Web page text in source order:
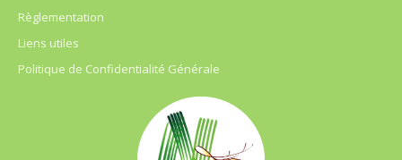
Règlementation
Liens utiles
Politique de Confidentialité Générale